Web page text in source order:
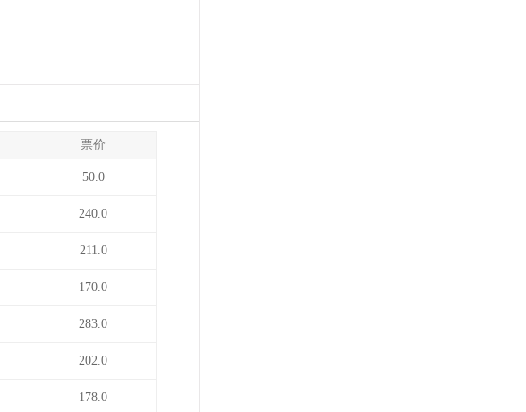
票价
50.0
240.0
211.0
170.0
283.0
202.0
178.0